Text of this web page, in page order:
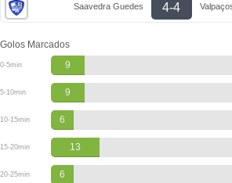
Saavedra Guedes 4-4
Golos Marcados
0-5min 9
5-10min 9
10-15min 6
15-20min 13
20-25min 6